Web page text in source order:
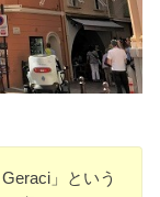
」という